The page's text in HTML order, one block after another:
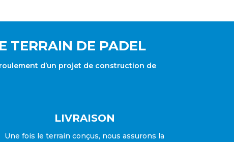
TERRAIN DE PADEL
d’un projet de construction de
LIVRAISON
Une fois le terrain conçus, nous assurons la